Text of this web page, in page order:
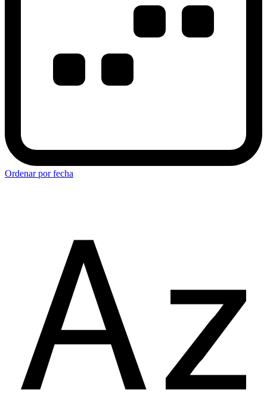
Ordenar por fecha